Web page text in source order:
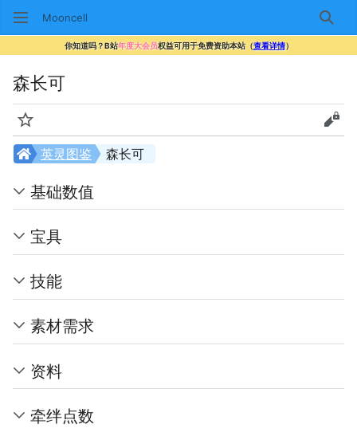
Mooncell 搜索
你知道吗？B站年度大会员权益可用于免费资助本站（查看详情）
森长可
监视 查看
森长可
英灵图鉴
基础数值
宝具
技能
素材需求
资料
牵绊点数